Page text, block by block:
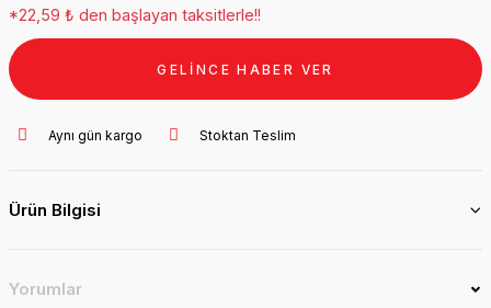
*22,59 ₺ den başlayan taksitlerle!!
GELİNCE HABER VER
Aynı gün kargo Stoktan Teslim
Ürün Bilgisi
Yorumlar